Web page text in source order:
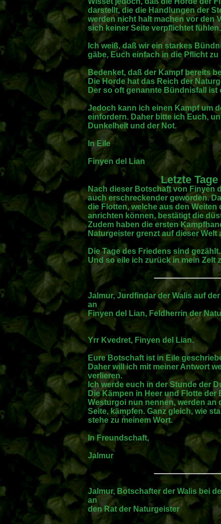
darstellt, die die Handlungen der
werden nicht halt machen vor den
sich keiner Seite verpflichtet fühlen.
Ich weiß, daß wir ein starkes
gäbe, Euch einfach in die Pflicht zu
Bedenket, daß der Kampf bereits
Die Horde hat das Reich der
Der so oft genannte Bündnisfall ist
Jedoch kann ich einen Kampf um
einfordern. Daher bitte ich Euch,
Dunkelheit und der Not.
In Eile
Finyen del Lian
Letzte
Nach dieser Botschaft von Finyen
auch erschreckender geworden.
die Flotten, welche aus den
anrichten können, bestätigt die
Zudem haben die ersten
Naturgeister grenzt auf dieser Welt
Die Tage des Friedens sind gezählt.
Und so eile ich zurück in mein Zelt
Jalmur, Jurdfindar der Walis auf
an
Finyen del Lian, Feldherrin der
Yrr Kvedret, Finyen del Lian.
Eure Botschaft ist in Eile
Daher will ich mit meiner Antwort
verlieren.
Ich werde euch in der Stunde der
Die Kämpen in Heer und Flotte
Westurgoi nun nennen, werden an
Seite, kämpfen. Ganz gleich, wie
stehe zu meinem Wort.
In Freundschaft,
Jalmur
Jalmur, Botschafter der Walis bei
an
den Rat der Naturgeister